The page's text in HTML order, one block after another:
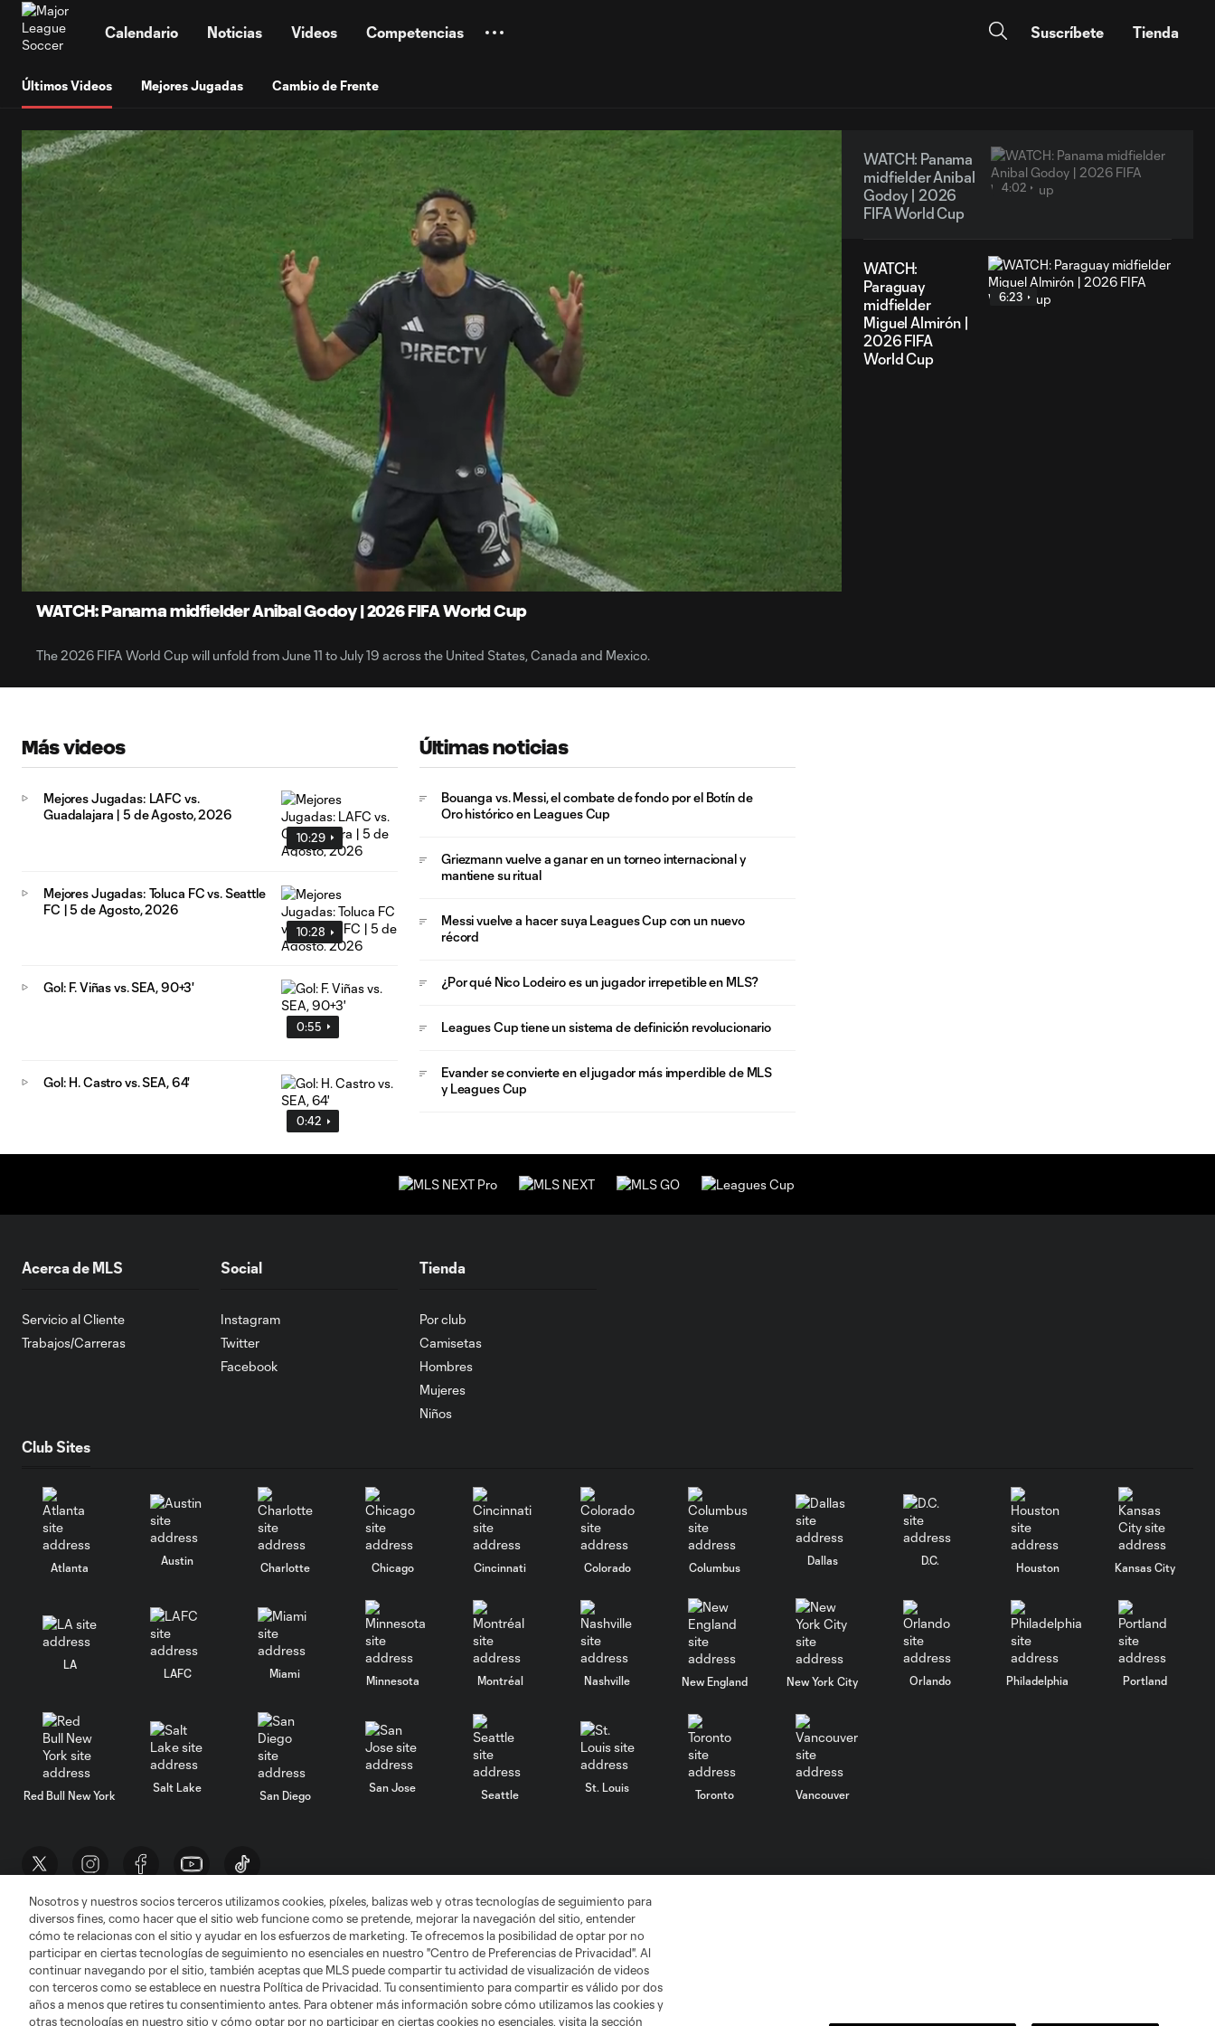
Calendario Noticias Videos Competencias Suscríbete Tienda
Últimos Videos Mejores Jugadas Cambio de Frente
Current
0:07
20.45%
Duration
Unmute Subtitles
WATCH: Panama midfielder Anibal Godoy | 2026 FIFA World Cup
The 2026 FIFA World Cup will unfold from June 11 to July 19 across the United States, Canada and Mexico.
WATCH: Panama
midfielder Anibal
Godoy | 2026
FIFA World Cup
4:02
WATCH:
Paraguay
midfielder
Miguel Almirón |
2026 FIFA
World Cup
6:23
Más videos
10:29
Mejores Jugadas: LAFC vs.
Guadalajara | 5 de Agosto, 2026
10:28
Mejores Jugadas: Toluca FC vs. Seattle
FC | 5 de Agosto, 2026
0:55
Gol: F. Viñas vs. SEA, 90+3'
0:42
Gol: H. Castro vs. SEA, 64'
Últimas noticias
Bouanga vs. Messi, el combate de fondo por el Botín de
Oro histórico en Leagues Cup
Griezmann vuelve a ganar en un torneo internacional y
mantiene su ritual
Messi vuelve a hacer suya Leagues Cup con un nuevo
récord
¿Por qué Nico Lodeiro es un jugador irrepetible en MLS?
Leagues Cup tiene un sistema de definición revolucionario
Evander se convierte en el jugador más imperdible de MLS
y Leagues Cup
Acerca de MLS
Servicio al Cliente
Trabajos/Carreras
Social
Instagram
Twitter
Facebook
Tienda
Por club
Camisetas
Hombres
Mujeres
Niños
Club Sites
Atlanta
Austin
Charlotte Chicago Cincinnati Colorado Columbus
Dallas D.C.
Houston Kansas City
LA
LAFC Miami
Minnesota Montréal Nashville New England New York City Orlando Philadelphia Portland
Red Bull New York
Salt Lake
San Diego
San Jose
Seattle
St. Louis
Toronto Vancouver
Términos de servicio Política de privacidad No vender mi información
Cookies Settings
©2026 MLS. El nombre y escudo de la Major League Soccer y MLS son marcas registradas de League Soccer, L.L.C. (“MLS”). Los nombres y logos de los equipos de la MLS están
registrados y son marcas bajo ley común de la MLS o son usadas con el permiso de sus propietarios. Uso desautorizado está prohibido.
Nosotros y nuestros socios terceros utilizamos cookies, píxeles, balizas web y otras tecnologías de seguimiento para
diversos fines, como hacer que el sitio web funcione como se pretende, mejorar la navegación del sitio, entender
cómo te relacionas con el sitio y ayudar en los esfuerzos de marketing. Te ofrecemos la posibilidad de optar por no
participar en ciertas tecnologías de seguimiento no esenciales en nuestro "Centro de Preferencias de Privacidad". Al
continuar navegando por el sitio, también aceptas que MLS puede compartir tu actividad de visualización de videos
con terceros como se establece en nuestra Política de Privacidad. Tu consentimiento para compartir es válido por dos
años a menos que retires tu consentimiento antes. Para obtener más información sobre cómo utilizamos las cookies y
otras tecnologías en nuestro sitio y cómo optar por no participar en ciertas cookies no esenciales, visita la sección